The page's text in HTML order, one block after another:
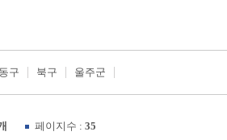
동구 북구 울주군
페이지수 : 35